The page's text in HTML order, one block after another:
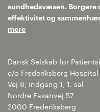
sundhedsvæsen. Borgere
effektivitet og
mere
Dansk Selskab for
c/o Frederiksberg Hospital
Vej 8, indgang 1, 1. sal
Nordre Fasanvej 57
2000 Frederiksberg